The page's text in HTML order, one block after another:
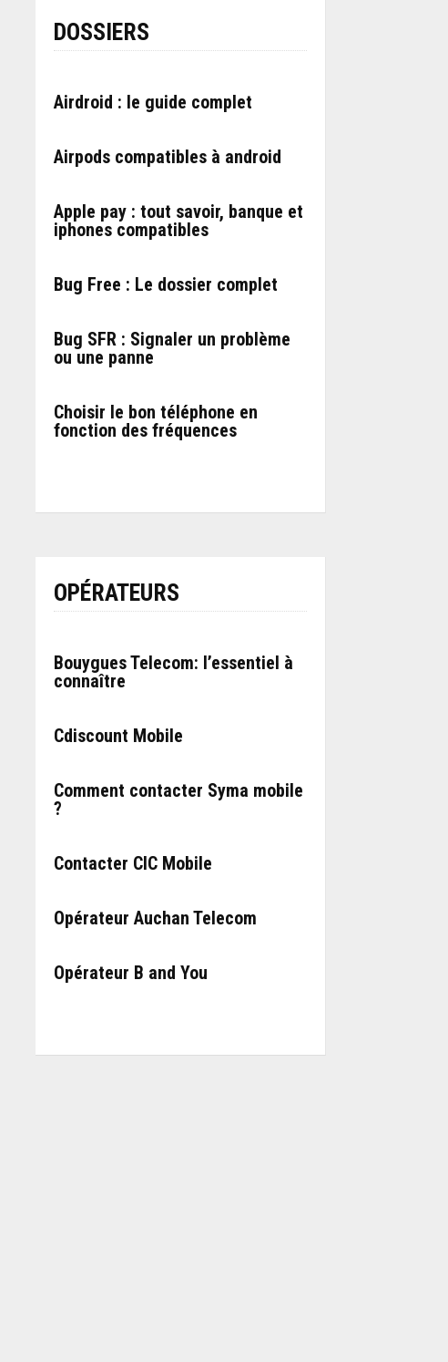
DOSSIERS
Airdroid : le guide complet
Airpods compatibles à android
Apple pay : tout savoir, banque et
iphones compatibles
Bug Free : Le dossier complet
Bug SFR : Signaler un problème
ou une panne
Choisir le bon téléphone en
fonction des fréquences
OPÉRATEURS
Bouygues Telecom: l’essentiel à
connaître
Cdiscount Mobile
Comment contacter Syma mobile
?
Contacter CIC Mobile
Opérateur Auchan Telecom
Opérateur B and You